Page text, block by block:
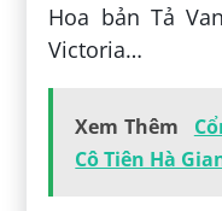
Hoa bản Tả
Victoria…
Xem Thêm
Cô Tiên Hà